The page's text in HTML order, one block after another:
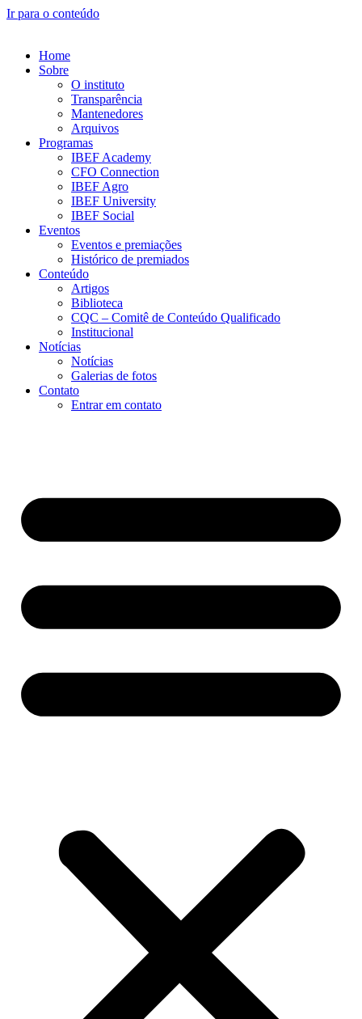
Ir para o conteúdo
Home
Sobre
O instituto
Transparência
Mantenedores
Arquivos
Programas
IBEF Academy
CFO Connection
IBEF Agro
IBEF University
IBEF Social
Eventos
Eventos e premiações
Histórico de premiados
Conteúdo
Artigos
Biblioteca
CQC – Comitê de Conteúdo Qualificado
Institucional
Notícias
Notícias
Galerias de fotos
Contato
Entrar em contato